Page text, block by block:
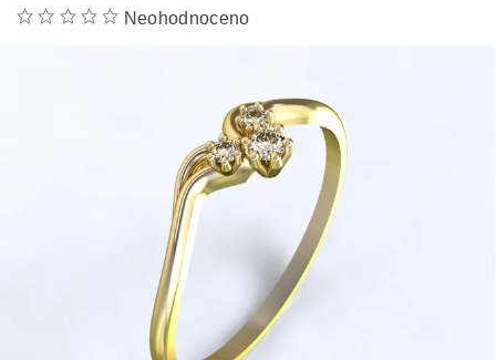
Neohodnoceno